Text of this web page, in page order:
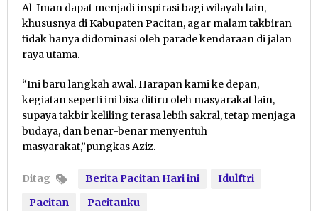
Al-Iman dapat menjadi inspirasi bagi wilayah lain,
khususnya di Kabupaten Pacitan, agar malam takbiran
tidak hanya didominasi oleh parade kendaraan di jalan
raya utama.
“Ini baru langkah awal. Harapan kami ke depan,
kegiatan seperti ini bisa ditiru oleh masyarakat lain,
supaya takbir keliling terasa lebih sakral, tetap menjaga
budaya, dan benar-benar menyentuh
masyarakat,”pungkas Aziz.
Ditag Berita Pacitan Hari ini
Idulftri
Pacitan
Pacitanku